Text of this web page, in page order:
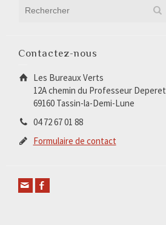
Contactez-nous
Les Bureaux Verts
12A chemin du Professeur Deperet
69160 Tassin-la-Demi-Lune
04 72 67 01 88
Formulaire de contact